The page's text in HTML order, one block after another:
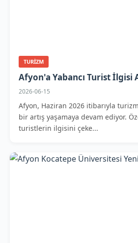
TURIZM
Afyon'a Yabancı Turist İlgisi
2026-06-15
Afyon, Haziran 2026 itibarıyla
bir artış yaşamaya devam ediyor.
turistlerin ilgisini çeke...